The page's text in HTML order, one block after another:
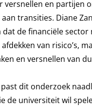
versnellen en partijen
transities. Diane
de financiële sector
van risico’s,
en versnellen van
dit onderzoek
de universiteit wil